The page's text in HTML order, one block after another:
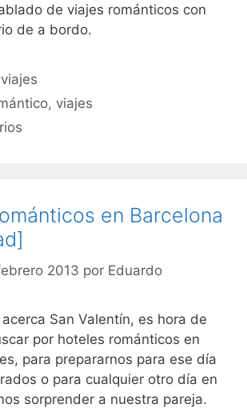
de viajes románticos con
de a bordo.
, viajes
en Barcelona
2013 por Eduardo
San Valentín, es hora de
por hoteles románticos en
para prepararnos para ese día
o para cualquier otro día en
sorprender a nuestra pareja.